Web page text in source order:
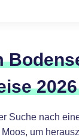
2026
Suche nach
um